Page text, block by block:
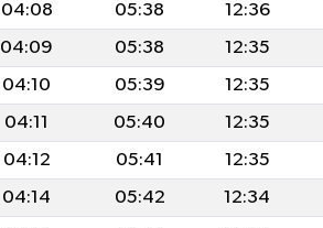
04:08 05:38 12:36
04:09 05:38 12:35
04:10 05:39 12:35
04:11 05:40 12:35
04:12 05:41 12:35
04:14 05:42 12:34